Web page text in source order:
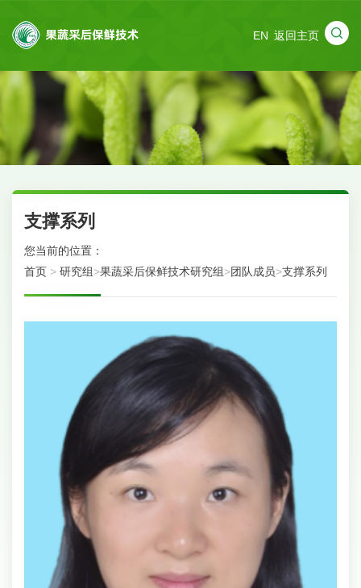
EN 返回主页
支撑系列
您当前的位置：
首页 > 研究组>果蔬采后保鲜技术研究组>团队成员>支撑系列